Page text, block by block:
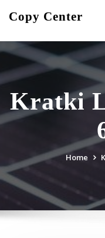
Copy Center
Kratki
Home